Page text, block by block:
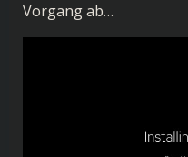
Vorgang ab…